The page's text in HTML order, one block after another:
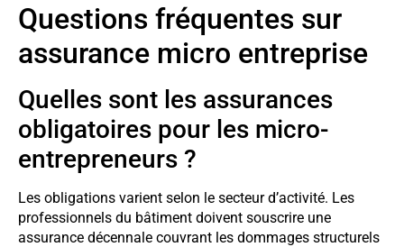
Questions fréquentes sur
assurance micro entreprise
Quelles sont les assurances
obligatoires pour les micro-
entrepreneurs ?
Les obligations varient selon le secteur d’activité. Les
professionnels du bâtiment doivent souscrire une
assurance décennale couvrant les dommages structurels